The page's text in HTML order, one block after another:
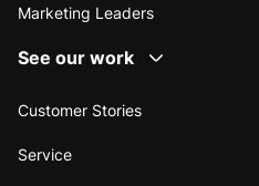
Marketing Leaders
See our work
Customer Stories
Service